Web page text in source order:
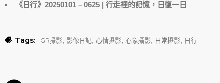
《日行》20250101 – 0625 | 行走裡的記憶，日復一日
Tags: GR攝影, 影像日記, 心情攝影, 心象攝影, 日常攝影, 日行